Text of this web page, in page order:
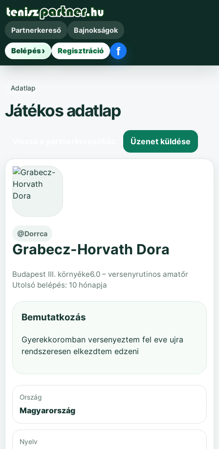
Partnerkereső Bajnokságok
Belépés Regisztráció fFacebook belépés
Adatlap
Játékos adatlap
Üzenet küldése
@Dorrca
Grabecz-Horvath Dora
Budapest III. környéke6.0 – versenyrutinos amatőr
Utolsó belépés: 10 hónapja
Bemutatkozás
Gyerekkoromban versenyeztem fel eve ujra
rendszeresen elkezdtem edzeni
Ország
Magyarország
Nyelv